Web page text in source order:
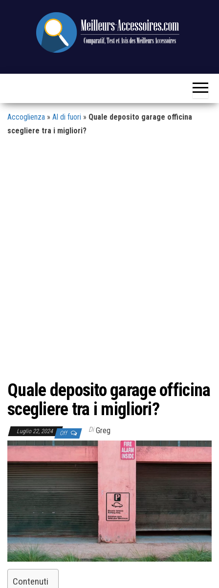
test e
migliori
Accoglienza » Al di fuori » Quale deposito garage officina
scegliere tra i migliori?
Quale deposito garage officina
scegliere tra i migliori?
Luglio 22, 2024 Off Di Greg
Contenuti